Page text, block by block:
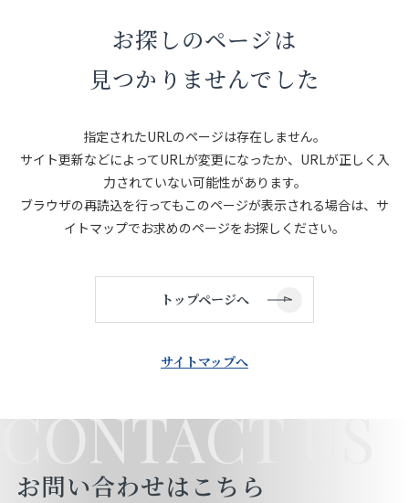
社会貢献活動
店舗をさがす
私たちのこだわり
お役立ち情報
お問い合わせ
お気に入りリスト
お探しのページは
見つかりませんでした
指定されたURLのページは存在しません。
サイト更新などによってURLが変更になったか、URLが正しく入
力されていない可能性があります。
ブラウザの再読込を行ってもこのページが表示される場合は、サ
イトマップでお求めのページをお探しください。
トップページへ
サイトマップへ
CONTACT US
お問い合わせはこちら